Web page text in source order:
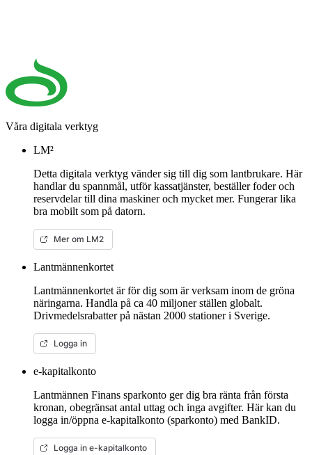
Våra digitala verktyg
LM²
Detta digitala verktyg vänder sig till dig som lantbrukare. Här
handlar du spannmål, utför kassatjänster, beställer foder och
reservdelar till dina maskiner och mycket mer. Fungerar lika
bra mobilt som på datorn.
Mer om LM2
Lantmännenkortet
Lantmännenkortet är för dig som är verksam inom de gröna
näringarna. Handla på ca 40 miljoner ställen globalt.
Drivmedelsrabatter på nästan 2000 stationer i Sverige.
Logga in
e-kapitalkonto
Lantmännen Finans sparkonto ger dig bra ränta från första
kronan, obegränsat antal uttag och inga avgifter. Här kan du
logga in/öppna e-kapitalkonto (sparkonto) med BankID.
Logga in e-kapitalkonto